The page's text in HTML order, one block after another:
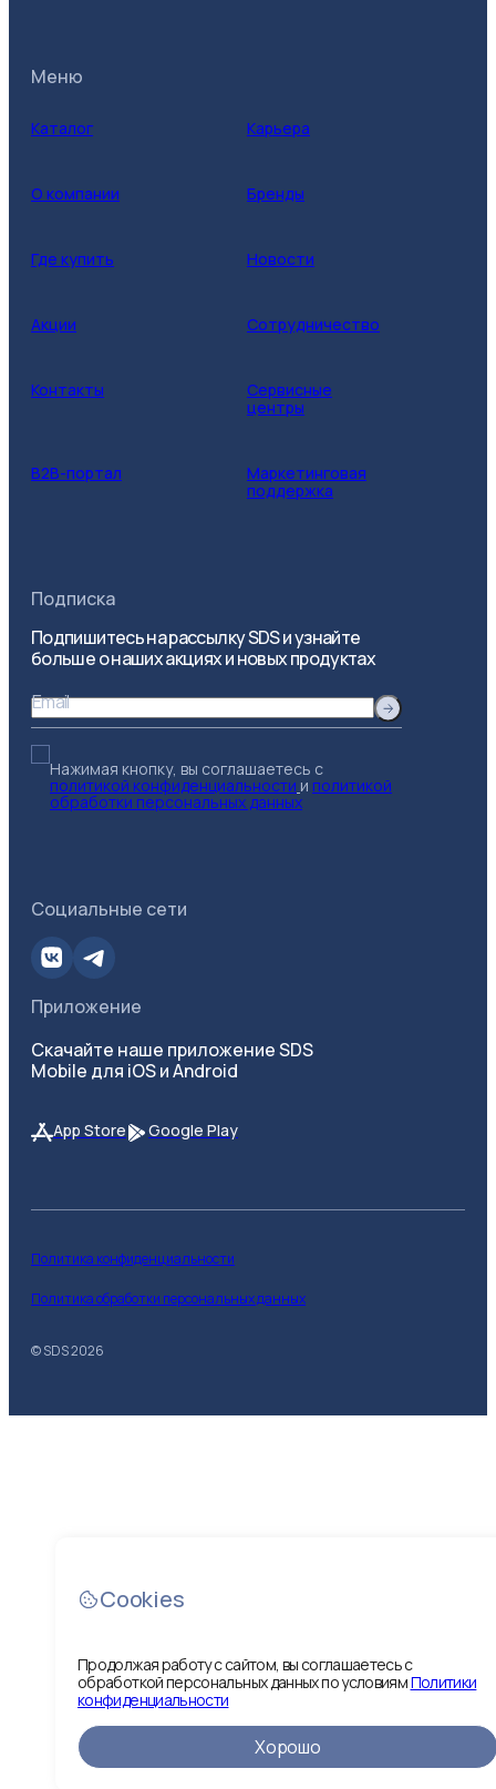
Меню
Каталог Карьера
О компании Бренды
Где купить Новости
Акции Сотрудничество
Контакты
Сервисные
центры
B2B-портал
Маркетинговая
поддержка
Подписка
Подпишитесь на рассылку SDS и узнайте
больше о наших акциях и новых продуктах
Email
Нажимая кнопку, вы соглашаетесь с
политикой конфиденциальности и политикой
обработки персональных данных
Социальные сети
Приложение
Скачайте наше приложение SDS
Mobile для iOS и Android
App Store Google Play
© SDS2026
Политика конфиденциальности
Политика обработки персональных данных
Cookies
Продолжая работу с сайтом, вы соглашаетесь с
обработкой персональных данных по условиямПолитики
конфиденциальности
Хорошо